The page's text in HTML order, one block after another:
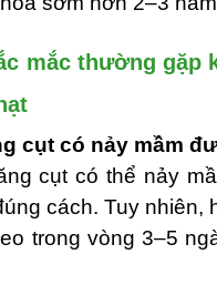
mắc thường gặp
cụt có nảy mầm
cụt có thể nảy
cách. Tuy nhiên,
trong vòng 3–5